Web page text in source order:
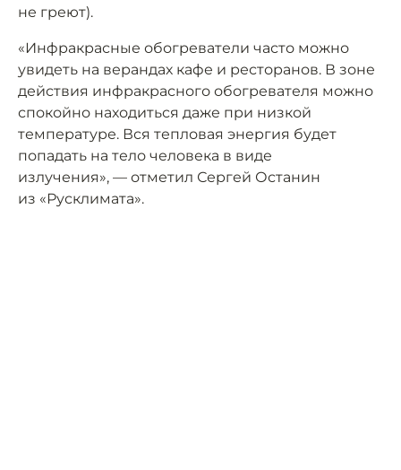
не греют).
«Инфракрасные обогреватели часто можно
увидеть на верандах кафе и ресторанов. В зоне
действия инфракрасного обогревателя можно
спокойно находиться даже при низкой
температуре. Вся тепловая энергия будет
попадать на тело человека в виде
излучения», — отметил Сергей Останин
из «Русклимата».